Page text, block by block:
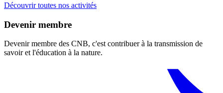
Découvrir toutes nos activités
Devenir membre
Devenir membre des CNB, c'est contribuer à la transmission de
savoir et l'éducation à la nature.